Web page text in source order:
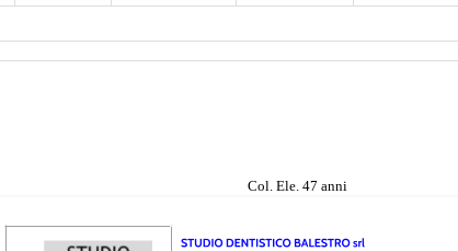
Col. Ele. 47 anni